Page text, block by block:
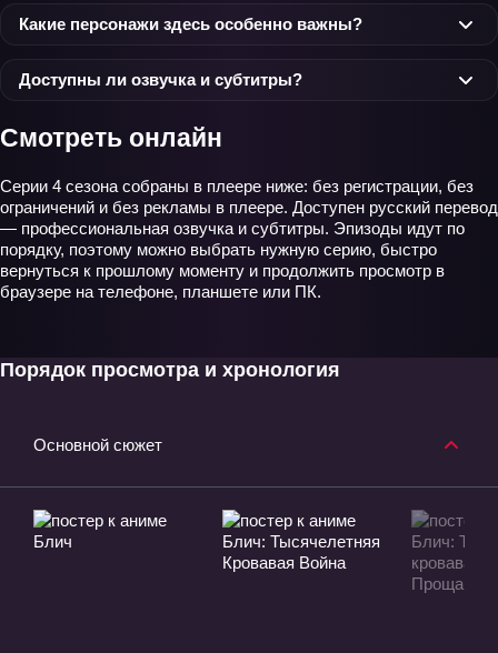
Какие персонажи здесь особенно важны?
Доступны ли озвучка и субтитры?
Смотреть онлайн
Серии 4 сезона собраны в плеере ниже: без регистрации, без
ограничений и без рекламы в плеере. Доступен русский перевод
— профессиональная озвучка и субтитры. Эпизоды идут по
порядку, поэтому можно выбрать нужную серию, быстро
вернуться к прошлому моменту и продолжить просмотр в
браузере на телефоне, планшете или ПК.
Порядок просмотра и хронология
Основной сюжет